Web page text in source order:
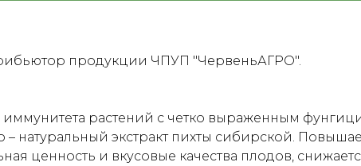
продукции ЧПУП "ЧервеньАГРО".
растений с четко выраженным
экстракт пихты сибирской.
ценность и вкусовые качества плодов,